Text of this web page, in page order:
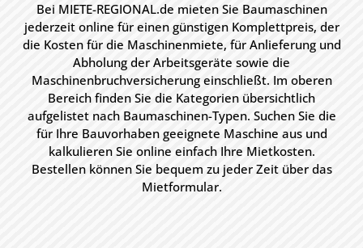
Bei MIETE-REGIONAL.de mieten Sie Baumaschinen
jederzeit online für einen günstigen Komplettpreis, der
die Kosten für die Maschinenmiete, für Anlieferung und
Abholung der Arbeitsgeräte sowie die
Maschinenbruchversicherung einschließt. Im oberen
Bereich finden Sie die Kategorien übersichtlich
aufgelistet nach Baumaschinen-Typen. Suchen Sie die
für Ihre Bauvorhaben geeignete Maschine aus und
kalkulieren Sie online einfach Ihre Mietkosten.
Bestellen können Sie bequem zu jeder Zeit über das
Mietformular.